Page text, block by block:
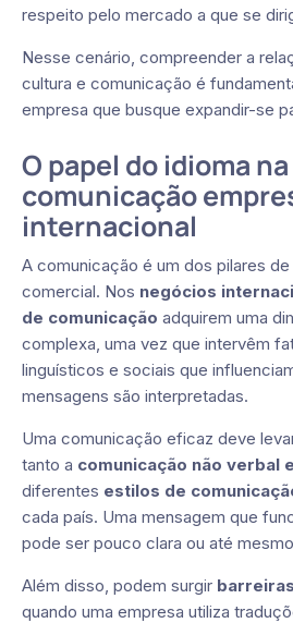
respeito pelo mercado a que se
Nesse cenário, compreender a
cultura e comunicação é
empresa que busque expandir-se
O papel do idioma na
comunicação
internacional
A comunicação é um dos pilares
comercial. Nos negócios
de comunicação adquirem uma
complexa, uma vez que intervêm
linguísticos e sociais que
mensagens são interpretadas.
Uma comunicação eficaz deve
tanto a comunicação não verbal
diferentes estilos de
cada país. Uma mensagem que
pode ser pouco clara ou até
Além disso, podem surgir
quando uma empresa utiliza